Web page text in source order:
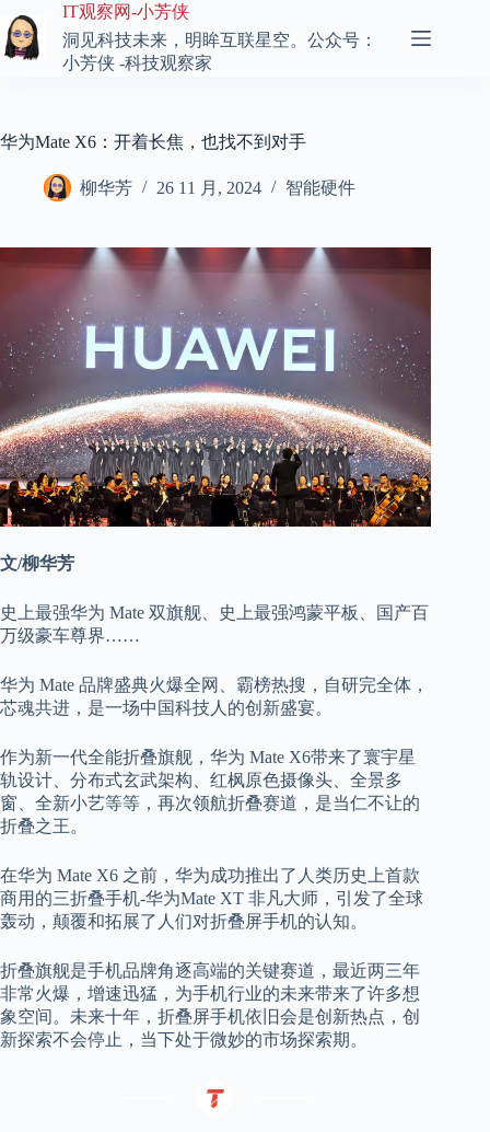
至
内
IT观察网-小芳侠
洞见科技未来，明眸互联星空。公众号：
小芳侠 -科技观察家
华为Mate X6：开着长焦，也找不到对手
柳华芳 26 11 月, 2024 智能硬件
文/柳华芳
史上最强华为 Mate 双旗舰、史上最强鸿蒙平板、国产百
万级豪车尊界……
华为 Mate 品牌盛典火爆全网、霸榜热搜，自研完全体，
芯魂共进，是一场中国科技人的创新盛宴。
作为新一代全能折叠旗舰，华为 Mate X6带来了寰宇星
轨设计、分布式玄武架构、红枫原色摄像头、全景多
窗、全新小艺等等，再次领航折叠赛道，是当仁不让的
折叠之王。
在华为 Mate X6 之前，华为成功推出了人类历史上首款
商用的三折叠手机-华为Mate XT 非凡大师，引发了全球
轰动，颠覆和拓展了人们对折叠屏手机的认知。
折叠旗舰是手机品牌角逐高端的关键赛道，最近两三年
非常火爆，增速迅猛，为手机行业的未来带来了许多想
象空间。未来十年，折叠屏手机依旧会是创新热点，创
新探索不会停止，当下处于微妙的市场探索期。